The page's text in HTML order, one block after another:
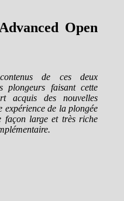
Open
de ces deux
plongeurs faisant cette
acquis des nouvelles
expérience de la plongée
façon large et très riche